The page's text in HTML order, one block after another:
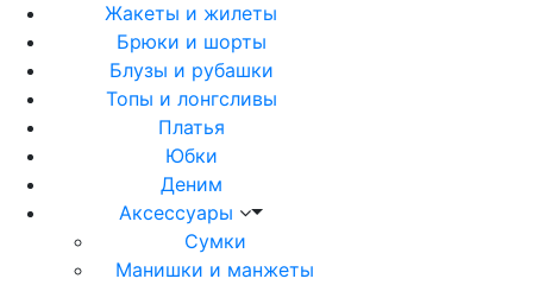
Жакеты и жилеты
Брюки и шорты
Блузы и рубашки
Топы и лонгсливы
Платья
Юбки
Деним
Аксессуары
Сумки
Манишки и манжеты